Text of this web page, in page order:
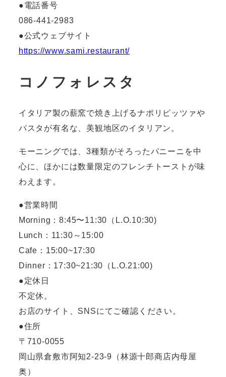
●電話番号
086-441-2983
●公式ウェブサイト
https://www.sami.restaurant/
コノフォレスタ
イタリア製の薪窯で焼き上げるナポリピッツァや
パスタが有名な、美観地区のイタリアン。
モーニングでは、3種類がそろったパニーニを中
心に、ほかには数量限定のフレンチトーストが味
わえます。
●営業時間
Morning：8:45〜11:30 （L.O.10:30)
Lunch：11:30～15:00
Cafe：15:00~17:30
Dinner：17:30~21:30（L.O.21:00)
●定休日
不定休。
お店のサイト、SNSにてご確認ください。
●住所
〒710-0055
岡山県倉敷市阿知2-23-9（林源十郎商店内母屋
奥）